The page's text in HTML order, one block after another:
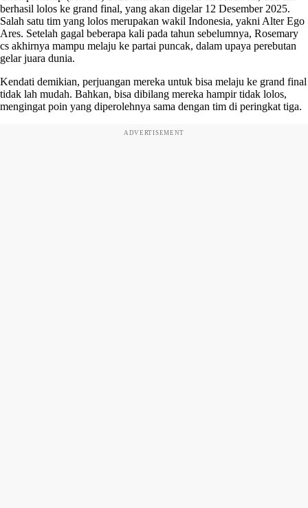
berhasil lolos ke grand final, yang akan digelar 12 Desember 2025.
Salah satu tim yang lolos merupakan wakil Indonesia, yakni Alter Ego
Ares. Setelah gagal beberapa kali pada tahun sebelumnya, Rosemary
cs akhirnya mampu melaju ke partai puncak, dalam upaya perebutan
gelar juara dunia.
Kendati demikian, perjuangan mereka untuk bisa melaju ke grand final
tidak lah mudah. Bahkan, bisa dibilang mereka hampir tidak lolos,
mengingat poin yang diperolehnya sama dengan tim di peringkat tiga.
ADVERTISEMENT